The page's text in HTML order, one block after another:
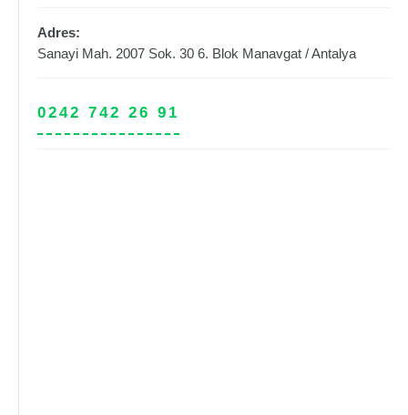
Adres:
Sanayi Mah. 2007 Sok. 30 6. Blok Manavgat /Antalya
0242 742 26 91